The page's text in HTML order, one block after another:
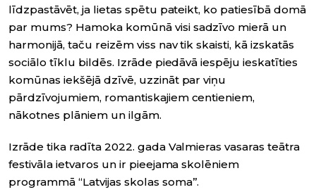
līdzpastāvēt, ja lietas spētu pateikt, ko patiesībā domā
par mums? Hamoka komūnā visi sadzīvo mierā un
harmonijā, taču reizēm viss nav tik skaisti, kā izskatās
sociālo tīklu bildēs. Izrāde piedāvā iespēju ieskatīties
komūnas iekšējā dzīvē, uzzināt par viņu
pārdzīvojumiem, romantiskajiem centieniem,
nākotnes plāniem un ilgām.
Izrāde tika radīta 2022. gada Valmieras vasaras teātra
festivāla ietvaros un ir pieejama skolēniem
programmā “Latvijas skolas soma”.